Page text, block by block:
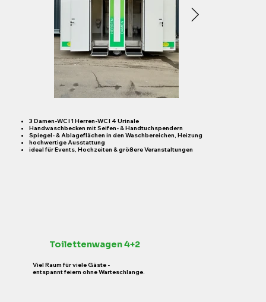
Viel Raum für viele Gäste -
entspannt feiern ohne Warteschlange.
Toilettenwagen 4+2
​3 Damen-WC I 1 Herren-WC I 4 Urinale
Handwaschbecken mit Seifen- & Handtuchspendern
Spiegel- & Ablageflächen in den Waschbereichen, Heizung
hochwertige Ausstattung
ideal für Events, Hochzeiten & größere Veranstaltungen